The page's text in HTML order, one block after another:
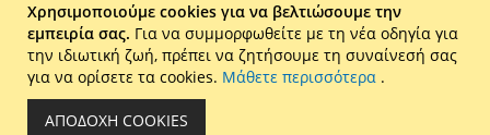
Liberta Ε.Π.Ε. - Τ: 2610 201 800 - Ε: eshop@maison.gr -
Γ.Ε.ΜΗ : 036110316000
Copyright © 2026 Maison. All rights reserved.
Χρησιμοποιούμε cookies για να βελτιώσουμε την
εμπειρία σας. Για να συμμορφωθείτε με τη νέα οδηγία για
την ιδιωτική ζωή, πρέπει να ζητήσουμε τη συναίνεσή σας
για να ορίσετε τα cookies. Μάθετε περισσότερα .
ΑΠΟΔΟΧΉ COOKIES